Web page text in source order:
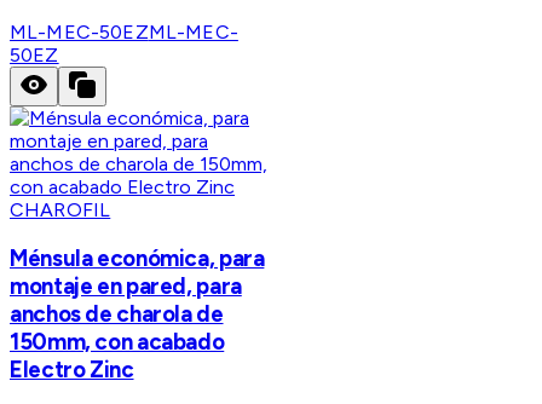
ML-MEC-50EZML-MEC-
50EZ
CHAROFIL
Ménsula económica, para
montaje en pared, para
anchos de charola de
150mm, con acabado
Electro Zinc